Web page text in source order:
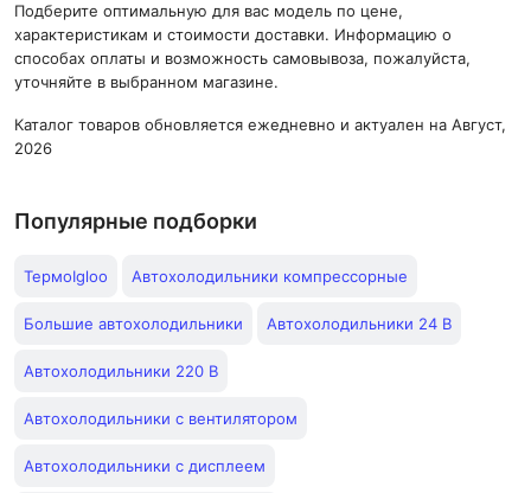
Подберите оптимальную для вас модель по цене,
характеристикам и стоимости доставки. Информацию о
способах оплаты и возможность самовывоза, пожалуйста,
уточняйте в выбранном магазине.
Каталог товаров обновляется ежедневно и актуален на Август,
2026
Популярные подборки
ТермоIgloo Автохолодильники компрессорные
Большие автохолодильники Автохолодильники 24 В
Автохолодильники 220 В
Автохолодильники с вентилятором
Автохолодильники с дисплеем